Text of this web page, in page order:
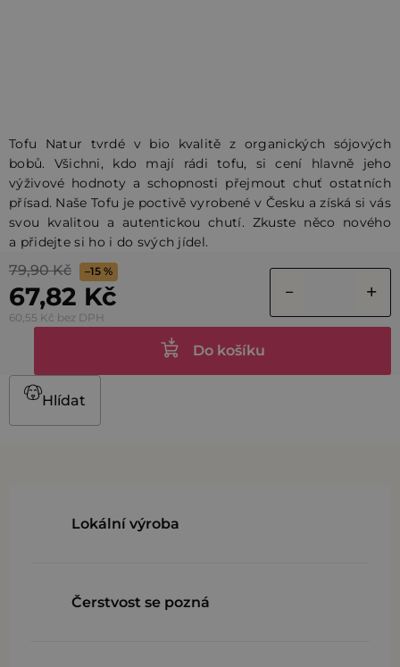
Tofu Natur tvrdé v bio kvalitě z organických sójových
bobů. Všichni, kdo mají rádi tofu, si cení hlavně jeho
výživové hodnoty a schopnosti přejmout chuť ostatních
přísad. Naše Tofu je poctivě vyrobené v Česku a získá si vás
svou kvalitou a autentickou chutí. Zkuste něco nového
a přidejte si ho i do svých jídel.
79,90 Kč –15 %
67,82 Kč
60,55 Kč bez DPH
Do košíku
Hlídat
Lokální výroba
Čerstvost se pozná